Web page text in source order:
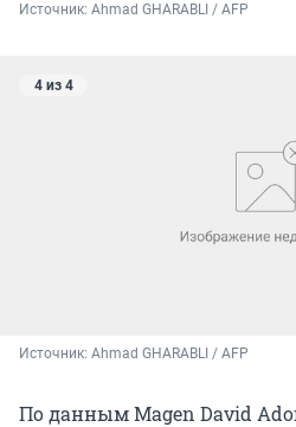
Источник: Ahmad GHARABLI / AFP
4 из 4
Источник: Ahmad GHARABLI / AFP
По данным Magen David